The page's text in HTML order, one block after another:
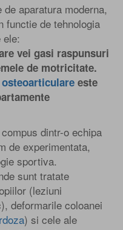
aparatura moderna,
functie de tehnologia
ele:
vei gasi raspunsuri
de motricitate.
este
dintr-o echipa
de experimentata,
sportiva.
sunt tratate
(leziuni
deformarile coloanei
) si cele ale